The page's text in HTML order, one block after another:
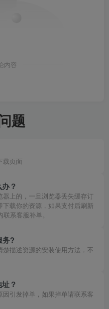
内容
题
载页面
？
上的，一旦浏览器丢失缓存订
载你的资源，如果支付后刷新
系客服补单。
务?
描述资源的安装使用方法，不
？
引发掉单，如果掉单请联系客